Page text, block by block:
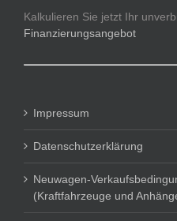
Kalkulieren Sie jetzt Ihr
Finanzierungsangebot
Impressum
Datenschutzerklärung
Neuwagen-
(Kraftfahrzeuge und